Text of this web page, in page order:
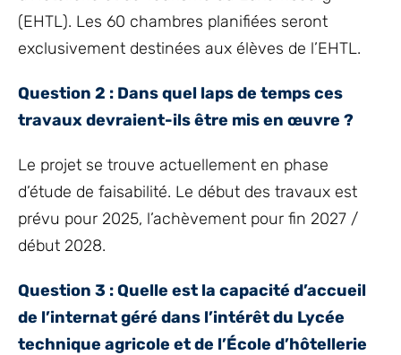
(EHTL). Les 60 chambres planifiées seront
exclusivement destinées aux élèves de l’EHTL.
Question 2 : Dans quel laps de temps ces
travaux devraient-ils être mis en œuvre ?
Le projet se trouve actuellement en phase
d’étude de faisabilité. Le début des travaux est
prévu pour 2025, l’achèvement pour fin 2027 /
début 2028.
Question 3 : Quelle est la capacité d’accueil
de l’internat géré dans l’intérêt du Lycée
technique agricole et de l’École d’hôtellerie